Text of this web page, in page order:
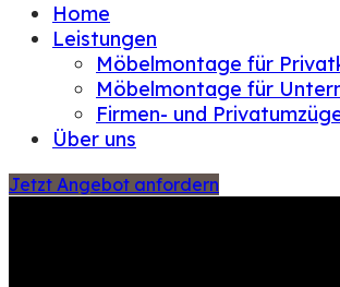
Home
Leistungen
Möbelmontage für
Möbelmontage für
Firmen- und
Über uns
Jetzt Angebot anfordern